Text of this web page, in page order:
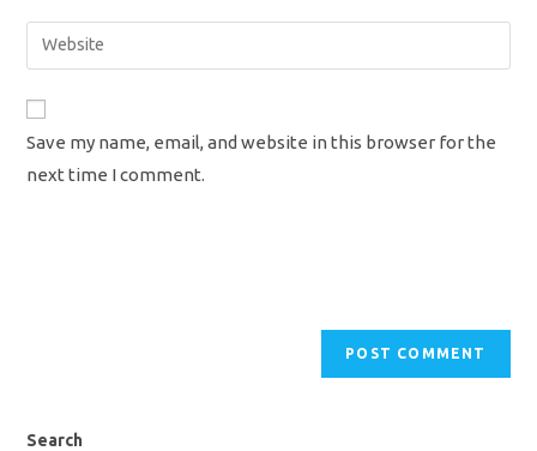
comment
email
address
Enter
your
URL
(optional)
Save my name, email, and website in this browser for the
next time I comment.
Search